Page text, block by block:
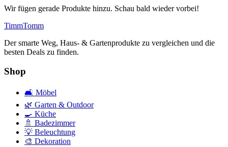
Wir fügen gerade Produkte hinzu. Schau bald wieder vorbei!
TimmTomm
Der smarte Weg, Haus- & Gartenprodukte zu vergleichen und die
besten Deals zu finden.
Shop
🛋️ Möbel
🌿 Garten & Outdoor
🍳 Küche
🚿 Badezimmer
💡 Beleuchtung
🎨 Dekoration